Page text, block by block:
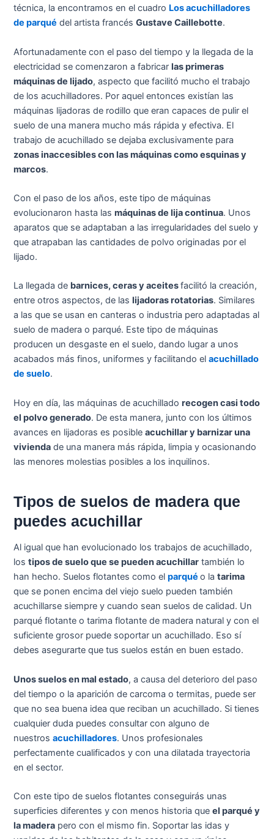
técnica, la encontramos en el cuadro Los acuchilladores
de parqué del artista francésGustave Caillebotte.
Afortunadamente con el paso del tiempo y la llegada de la
electricidad se comenzaron a fabricarlas primeras
máquinas de lijado, aspecto que facilitó mucho el trabajo
de los acuchilladores. Por aquel entonces existían las
máquinas lijadoras de rodillo que eran capaces de pulir el
suelo de una manera mucho más rápida y efectiva. El
trabajo de acuchillado se dejaba exclusivamente para
zonas inaccesibles con las máquinas como esquinas y
marcos.
Con el paso de los años, este tipo de máquinas
evolucionaron hasta lasmáquinas de lija continua. Unos
aparatos que se adaptaban a las irregularidades del suelo y
que atrapaban las cantidades de polvo originadas por el
lijado.
La llegada de barnices, ceras y aceitesfacilitó la creación,
entre otros aspectos, de las lijadoras rotatorias. Similares
a las que se usan en canteras o industria pero adaptadas al
suelo de madera o parqué. Este tipo de máquinas
producen un desgaste en el suelo, dando lugar a unos
acabados más finos, uniformes y facilitando elacuchillado
de suelo.
Hoy en día, las máquinas de acuchilladorecogen casi todo
el polvo generado. De esta manera, junto con los últimos
avances en lijadoras es posibleacuchillar y barnizar una
vivienda de una manera más rápida, limpia y ocasionando
las menores molestias posibles a los inquilinos.
Tipos de suelos de madera que
puedes acuchillar
Al igual que han evolucionado los trabajos de acuchillado,
lostipos de suelo que se pueden acuchillar también lo
han hecho. Suelos flotantes como elparqué o latarima
que se ponen encima del viejo suelo pueden también
acuchillarse siempre y cuando sean suelos de calidad. Un
parqué flotante o tarima flotante de madera natural y con el
suficiente grosor puede soportar un acuchillado. Eso sí
debes asegurarte que tus suelos están en buen estado.
Unos suelos en mal estado, a causa del deterioro del paso
del tiempo o la aparición de carcoma o termitas, puede ser
que no sea buena idea que reciban un acuchillado. Si tienes
cualquier duda puedes consultar con alguno de
nuestrosacuchilladores. Unos profesionales
perfectamente cualificados y con una dilatada trayectoria
en el sector.
Con este tipo de suelos flotantes conseguirás unas
superficies diferentes y con menos historia queel parqué y
la madera pero con el mismo fin. Soportar las idas y